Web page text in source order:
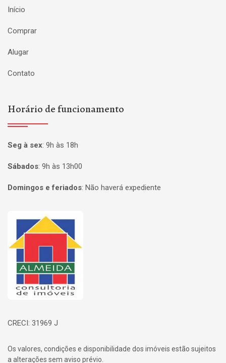
Início
Comprar
Alugar
Contato
Horário de funcionamento
Seg à sex: 9h às 18h
Sábados: 9h às 13h00
Domingos e feriados: Não haverá expediente
Página inicial
CRECI: 31969 J
Os valores, condições e disponibilidade dos imóveis estão sujeitos
a alterações sem aviso prévio.